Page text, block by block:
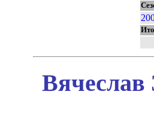
Вячеслав